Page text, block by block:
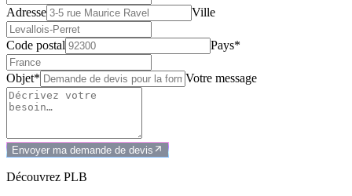
Adresse Ville
Code postal Pays*
Objet* Votre message
Envoyer ma demande de devis
Découvrez PLB